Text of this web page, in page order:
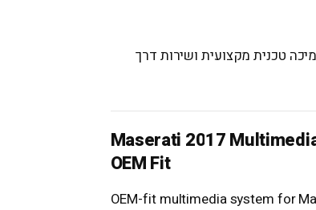
טכנית מקצועית ושירות דרך
Maserati 2017
OEM Fit
OEM-fit multimedia system for